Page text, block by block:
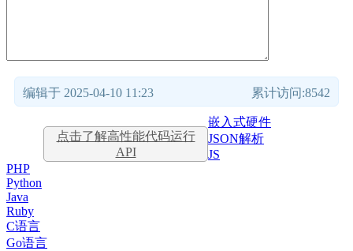
编辑于 2025-04-10 11:23 累计访问:8542
点击了解高性能代码运行
API
嵌入式硬件
JSON解析
JS
PHP
Python
Java
Ruby
C语言
Go语言